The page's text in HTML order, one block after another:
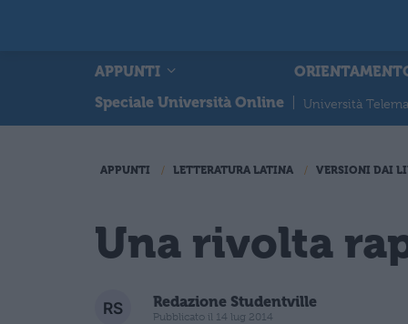
APPUNTI
Speciale Università Online
Università
APPUNTI LETTERATURA LATINA VERSIONI DAI
Una rivolta
Redazione Studentville
Pubblicato il 14 lug 2014